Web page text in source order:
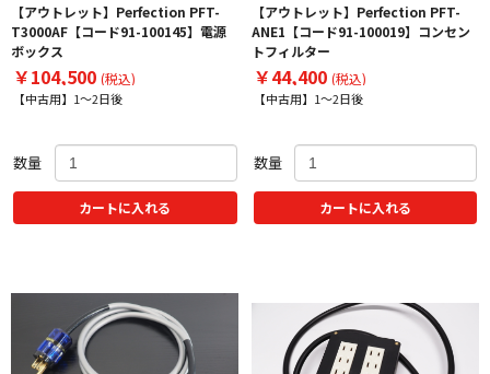
【アウトレット】Perfection PFT-
T3000AF【コード91-100145】電源
ボックス
￥104,500 (税込)
【中古用】1～2日後
数量
カートに入れる
【アウトレット】Perfection PFT-
ANE1【コード91-100019】コンセン
トフィルター
￥44,400 (税込)
【中古用】1～2日後
数量
カートに入れる